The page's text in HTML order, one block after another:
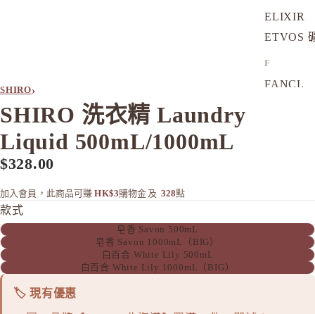
ELIXIR
ETVOS
F
FANCL
K
La
SHIRO›
SHIRO 洗衣精 Laundry
Liquid 500mL/1000mL
$328.00
加入會員，此商品可賺 HK$3購物金 及 328點
款式
皂香 Savon 500mL
皂香 Savon 1000mL（BIG）
白百合 White Lily 500mL
白百合 White Lily 1000mL（BIG）
🏷️ 現有優惠